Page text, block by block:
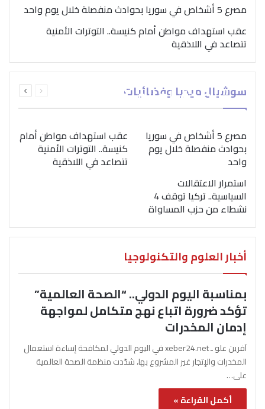
مصرع 5 أشخاص في سوريا بحوادث منفصلة خلال يوم واحد
عقب استهداف مواطن أمام كنيسة.. التوترات الأمنية
تتصاعد في اللاذقية
سوشيال ميديا وفضائيات الصفحةالصفحة
بمناسبة اليوم الدولي..
“الصحة العالمية” تؤكد
ضرورة اتباع نهج متكامل
لمواجهة إدمان المخدرات
مصرع 5 أشخاص في سوريا
بحوادث منفصلة خلال يوم
واحد
عقب استهداف مواطن أمام
كنيسة.. التوترات الأمنية
تتصاعد في اللاذقية
استمرار الاعتقالات
السياسية.. تركيا توقف 4
نشطاء من حزب المساواة
أخبار العلوم والتكنولوجيا
بمناسبة اليوم الدولي.. “الصحة العالمية”
تؤكد ضرورة اتباع نهج متكامل لمواجهة
إدمان المخدرات
آفرين علو ـ xeber24.net في اليوم الدولي لمكافحة إساءة استعمال
المخدرات والإتجار غير المشروع بها، شدّدت منظمة الصحة العالمية
على…
أكمل القراءة »